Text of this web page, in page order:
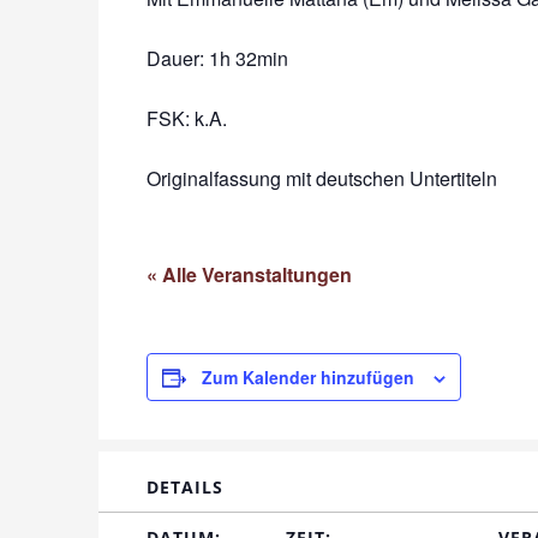
Dauer: 1h 32min
FSK: k.A.
Originalfassung mit deutschen Untertiteln
« Alle Veranstaltungen
Zum Kalender hinzufügen
DETAILS